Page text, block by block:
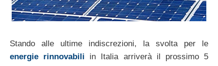
Stando alle ultime indiscrezioni, la svolta per le
energie rinnovabili in Italia arriverà il prossimo 5